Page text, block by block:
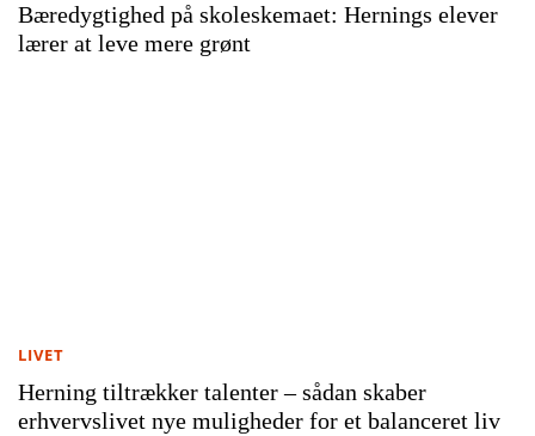
Bæredygtighed på skoleskemaet: Hernings elever
lærer at leve mere grønt
Herning tiltrækker talenter – sådan skaber
erhvervslivet nye muligheder for et balanceret liv
LIVET